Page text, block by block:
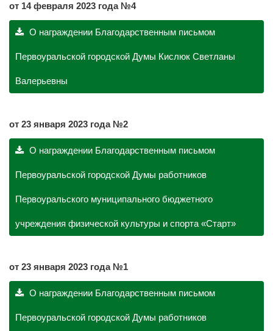
от 14 февраля 2023 года №4
О награждении Благодарственным письмом
Первоуральской городской Думы Кислюк Светланы
Валерьевны
от 23 января 2023 года №2
О награждении Благодарственным письмом
Первоуральской городской Думы работников
Первоуральского муниципального бюджетного
учреждения физической культуры и спорта «Старт»
от 23 января 2023 года №1
О награждении Благодарственным письмом
Первоуральской городской Думы работников